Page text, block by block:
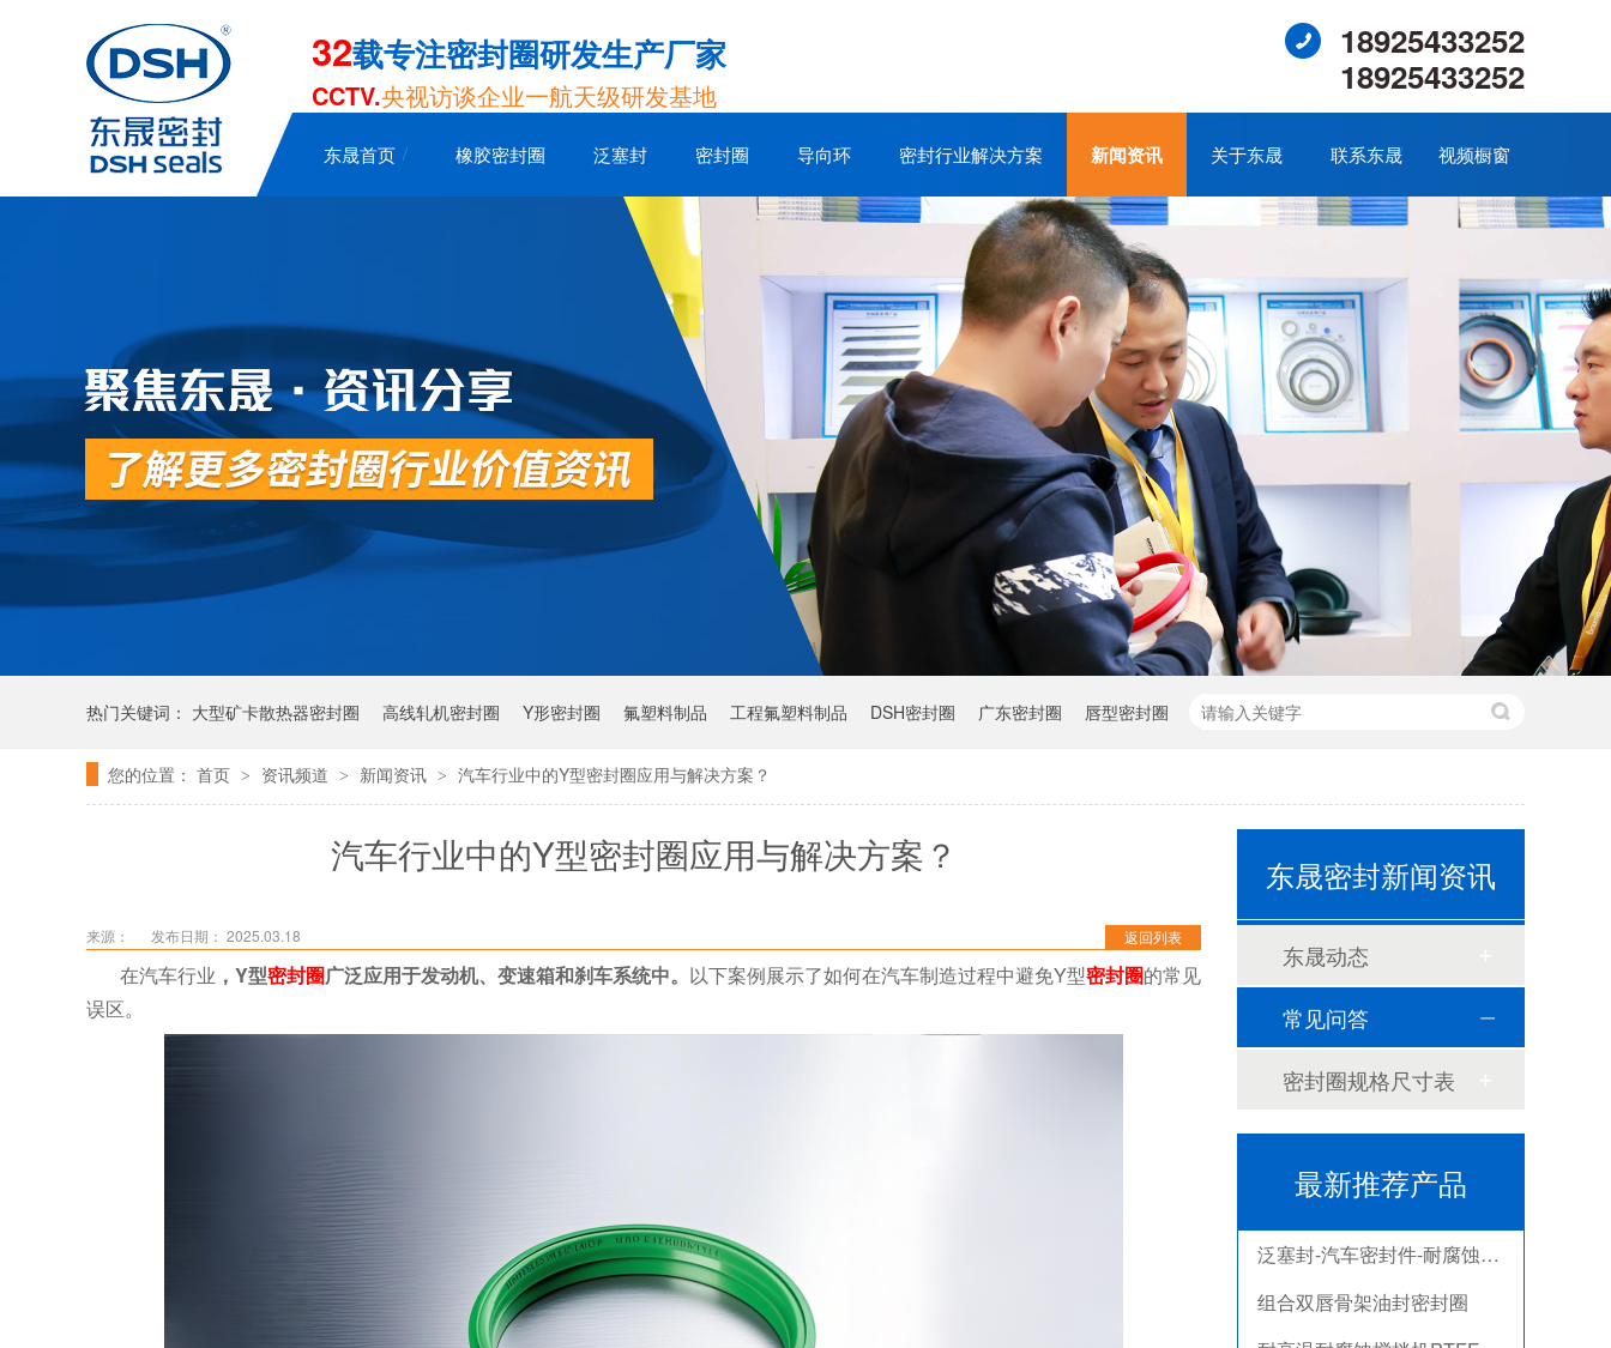
32载专注密封圈研发生产厂家
CCTV.央视访谈企业一航天级研发基地
18925433252
18925433252
东晟首页 橡胶密封圈 泛塞封 密封圈 导向环 密封行业解决方案 新闻资讯 关于东晟 联系东晟 视频橱窗
热门关键词： 大型矿卡散热器密封圈 高线轧机密封圈 Y形密封圈 氟塑料制品 工程氟塑料制品 DSH密封圈 广东密封圈 唇型密封圈
唇形密封圈 泛塞密封圈
您的位置： 首页 > 资讯频道 > 新闻资讯 > 汽车行业中的Y型密封圈应用与解决方案？
汽车行业中的Y型密封圈应用与解决方案？
返回列表
来源： 发布日期： 2025.03.18
在汽车行业 ， Y型密封圈广泛应用于发动机、变速箱和刹车系统中。 以下案例展示了如何在汽车制造过程中避免Y型密封圈的常见
误区。
东晟密封新闻资讯
东晟动态
常见问答
密封圈规格尺寸表
最新推荐产品
PTFE四氟加药装置膜片螺帽膜片
计量泵加药泵密封圈隔膜片
米顿罗计量泵配件膜片
剖分式骨架油封-减速机冶金泛塞封
组合双唇骨架油封密封圈